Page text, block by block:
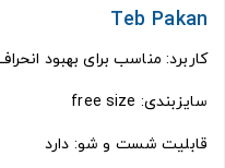
Teb Pakan
کاربرد: مناسب برای بهبود
سایزبندی: free size
قابلیت شست و شو: دارد